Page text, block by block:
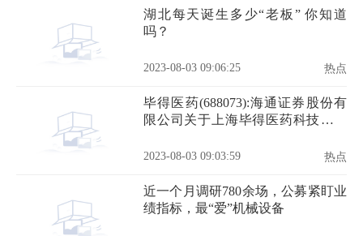
湖北每天诞生多少“老板” 你知道
吗？
2023-08-03 09:06:25 热点
毕得医药(688073):海通证券股份有
限公司关于上海毕得医药科技股份
关事项的核查意见
2023-08-03 09:03:59 热点
近一个月调研780余场，公募紧盯业
绩指标，最“爱”机械设备